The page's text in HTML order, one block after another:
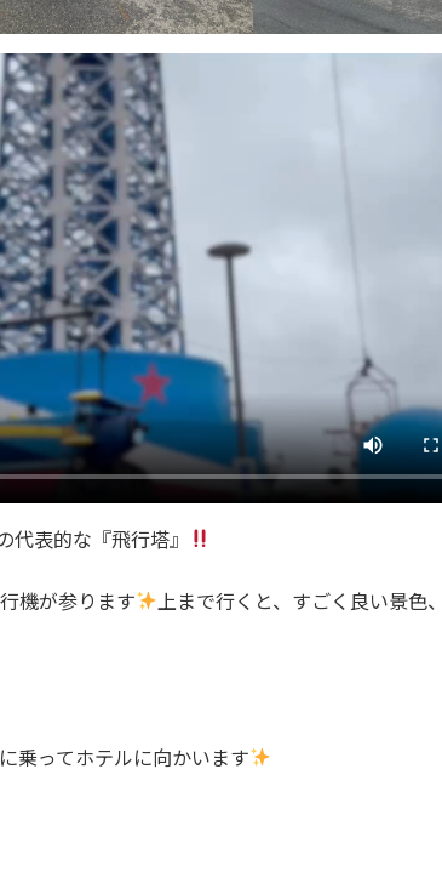
代表的な『飛行塔』
機が参ります
上まで行くと、すごく良い景色
乗ってホテルに向かいます